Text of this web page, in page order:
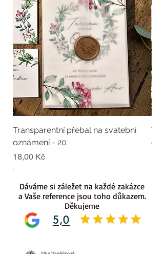
Transparentní přebal na svatební
oznámení - 20
Cena
18,00 Kč
.
5,0
Dáváme si záležet na každé zakázce
a Vaše reference jsou toho důkazem.
Děkujeme